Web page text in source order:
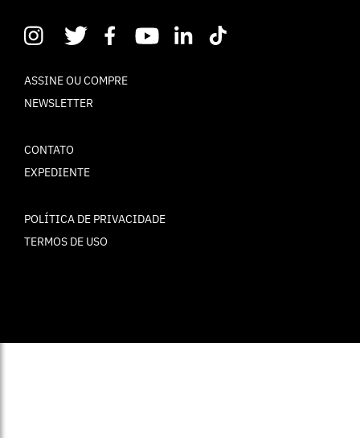
ASSINE OU COMPRE
NEWSLETTER
CONTATO
EXPEDIENTE
POLÍTICA DE PRIVACIDADE
TERMOS DE USO